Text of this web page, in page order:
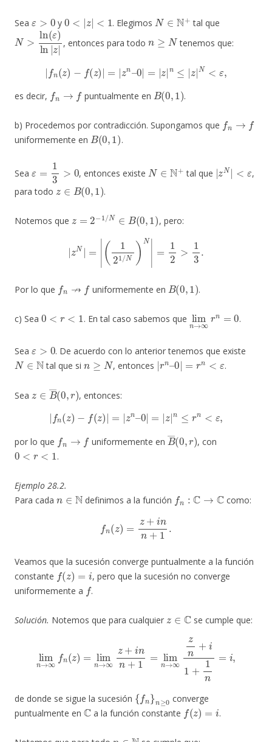
Sea y
0 z <
. Elegimos
N∈ N+
tal que
N> (ε)ln|
, entonces para todo tenemos que:
|f n f( )| z n– 0| z |n | z N< ε,
es decir,
n
puntualmente en
B(0
.
b) Procedemos por contradicción. Supongamos que
n
uniformemente en
B(0,1)
.
Sea
3>
, entonces existe
N∈ N+
tal que
| zN
,
para todo
z B(0,1
.
Notemos que
− / N∈ (0 ,1
, pero:
= |( 2 N )N 2 .
Por lo que
n
uniformemente en
B(0
.
c) Sea
0
. En tal caso sabemos que
lim → n
.
Sea . De acuerdo con lo anterior tenemos que existe
N∈ N
tal que si
n≥N
, entonces
|rn–0|=rn<ε
.
Sea
B―( r
, entonces:
|fn −f(z) |zn –0 |z|n ≤r n< ε,
por lo que
n
uniformemente en
B― ,
, con
0< r< 1
.
Ejemplo 28.2.
Para cada
n∈ N
definimos a la función
fn →
como:
inn +1
Veamos que la sucesión converge puntualmente a la función
constante
f(z)=i
, pero que la sucesión no converge
uniformemente a
.
Solución. Notemos que para cualquier
C
se cumple que:
→
de donde se sigue la sucesión
{f n }
converge
puntualmente en
C
a la función constante
f(z)=i
.
N